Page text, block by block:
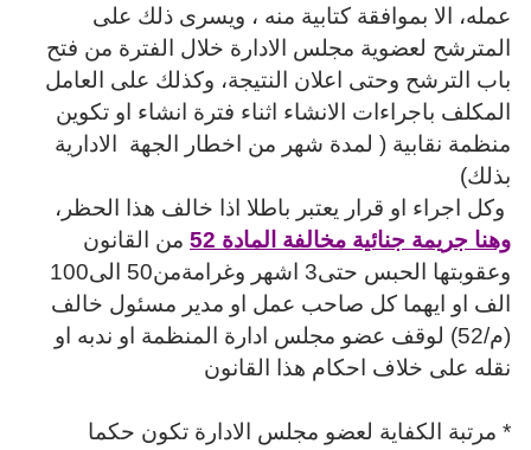
عمله، الا بموافقة كتابية منه ، ويسرى ذلك على
المترشح لعضوية مجلس الادارة خلال الفترة من فتح
باب الترشح وحتى اعلان النتيجة، وكذلك على العامل
المكلف باجراءات الانشاء اثناء فترة انشاء او تكوين
منظمة نقابية ( لمدة شهر من اخطار الجهة
الادارية
بذلك)
وكل اجراء او قرار يعتبر باطلا اذا خالف هذا الحظر،
وهنا جريمة جنائية مخالفة المادة 52
من القانون
وعقوبتها
الحبس حتى3 اشهر وغرامةمن50 الى100
الف او ايهما كل صاحب عمل او مدير مسئول خالف
(م/52) لوقف عضو مجلس ادارة المنظمة او ندبه او
نقله على خلاف احكام هذا القانون
* مرتبة الكفاية لعضو مجلس الادارة تكون حكما